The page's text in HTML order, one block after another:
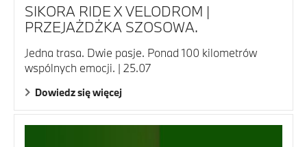
SIKORA RIDE X VELODROM |
PRZEJAŻDŻKA SZOSOWA.
Jedna trasa. Dwie pasje. Ponad 100 kilometrów
wspólnych emocji. | 25.07
Dowiedz się więcej